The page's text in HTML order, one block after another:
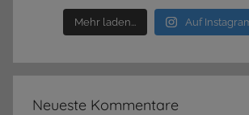
Mehr laden... Auf
Neueste Kommentare